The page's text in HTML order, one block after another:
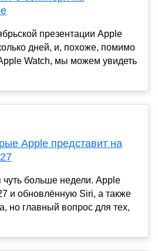
презентации Apple
дней, и, похоже, помимо
Watch, мы можем увидеть
Apple представит на
чуть больше недели. Apple
и обновлённую Siri, а также
но главный вопрос для тех,